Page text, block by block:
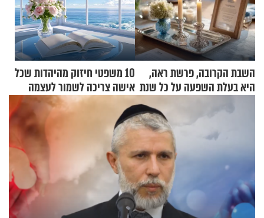
השבת הקרובה, פרשת ראה,
היא בעלת השפעה על כל שנת
10 משפטי חיזוק מהיהדות שכל
אישה צריכה לשמור לעצמה